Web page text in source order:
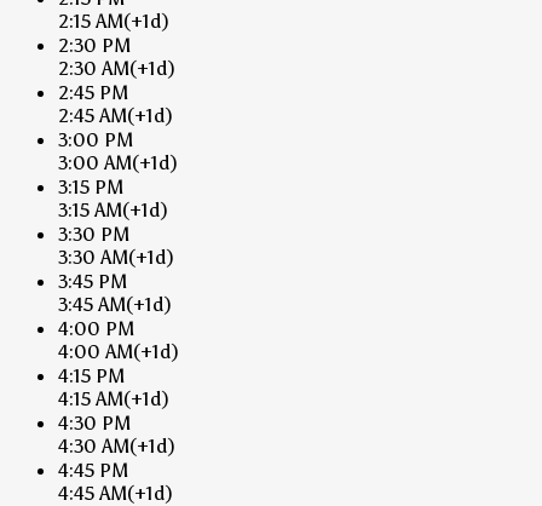
2:15 AM(+1d)
2:30 PM
2:30 AM(+1d)
2:45 PM
2:45 AM(+1d)
3:00 PM
3:00 AM(+1d)
3:15 PM
3:15 AM(+1d)
3:30 PM
3:30 AM(+1d)
3:45 PM
3:45 AM(+1d)
4:00 PM
4:00 AM(+1d)
4:15 PM
4:15 AM(+1d)
4:30 PM
4:30 AM(+1d)
4:45 PM
4:45 AM(+1d)